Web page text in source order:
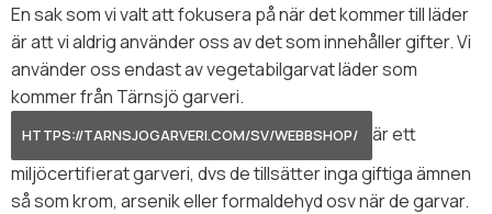
En sak som vi valt att fokusera på när det kommer till läder
är att vi aldrig använder oss av det som innehåller gifter. Vi
använder oss endast av vegetabilgarvat läder som
kommer från Tärnsjö garveri.
HTTPS://TARNSJOGARVERI.COM/SV/WEBBSHOP/
är ett
miljöcertifierat garveri, dvs de tillsätter inga giftiga ämnen
så som krom, arsenik eller formaldehyd osv när de garvar.